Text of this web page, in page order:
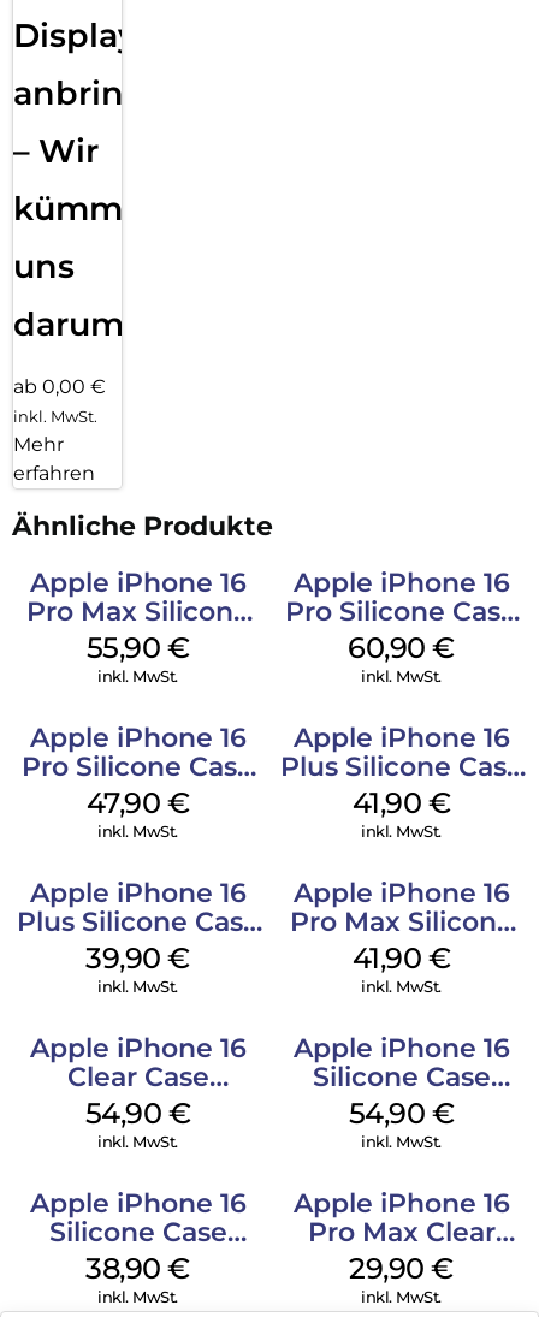
Displayfolie
anbringen
– Wir
kümmern
uns
darum!
ab 0,00 €
inkl. MwSt.
Mehr
erfahren
Ähnliche Produkte
Apple iPhone 16
Pro Max Silicone
Case MagSafe
Stone Gray
55,90 €
inkl. MwSt.
Apple iPhone 16
Pro Silicone Case
MagSafe Stone
Gray
60,90€
inkl. MwSt.
Apple iPhone 16
Pro Silicone Case
MagSafe Denim
47,90 €
inkl. MwSt.
Apple iPhone 16
Plus Silicone Case
MagSafe Stone
Gray
41,90 €
inkl. MwSt.
Apple iPhone 16
Plus Silicone Case
MagSafe Plum
39,90€
inkl. MwSt.
Apple iPhone 16
Pro Max Silicone
Case MagSafe
Ultramarine
41,90 €
inkl. MwSt.
Apple iPhone 16
Clear Case
MagSafe
Transparent
54,90 €
inkl. MwSt.
Apple iPhone 16
Silicone Case
MagSafe Black
54,90 €
inkl. MwSt.
Apple iPhone 16
Silicone Case
MagSafe
Ultramarine
38,90€
inkl. MwSt.
Apple iPhone 16
Pro Max Clear
Case MagSafe
Transparent
29,90€
inkl. MwSt.